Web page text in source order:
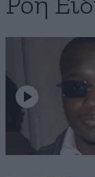
Ροή